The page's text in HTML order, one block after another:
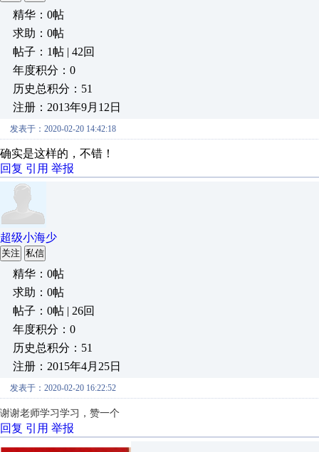
精华：0帖
求助：0帖
帖子：1帖 | 42回
年度积分：0
历史总积分：51
注册：2013年9月12日
发表于：2020-02-20 14:42:18
确实是这样的，不错！
回复 引用 举报
超级小海少
关注 私信
精华：0帖
求助：0帖
帖子：0帖 | 26回
年度积分：0
历史总积分：51
注册：2015年4月25日
发表于：2020-02-20 16:22:52
谢谢老师学习学习，赞一个
回复 引用 举报